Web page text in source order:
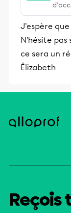
et
J'espère
N'hésite
ce sera un
Élizabeth
Reçois